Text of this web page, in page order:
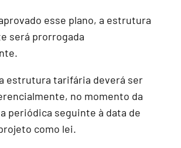
esse plano, a estrutura
será prorrogada
estrutura tarifária deverá ser
no momento da
periódica seguinte à data de
como lei.